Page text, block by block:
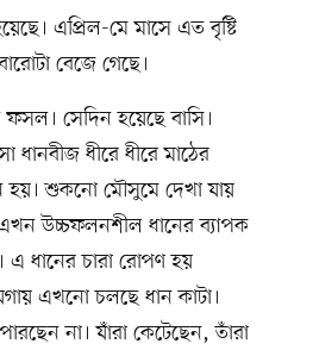
এপ্রিল-মে মাসে এত বৃষ্টি
বেজে গেছে।
সেদিন হয়েছে বাসি।
ধীরে ধীরে মাঠের
হয়। শুকনো মৌসুমে দেখা যায়
উচ্চফলনশীল ধানের ব্যাপক
এ ধানের চারা রোপণ হয়
এখনো চলছে ধান কাটা।
না। যাঁরা কেটেছেন, তাঁরা